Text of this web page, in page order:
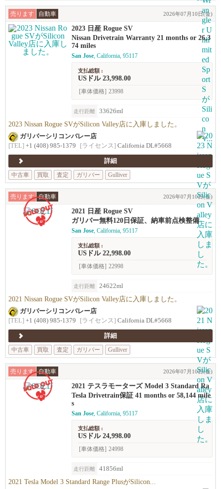
売ります 自動車 2026年07月10日(金)
2023 日産 Rogue SV
Nissan Drivetrain Warranty 21 months or 26,3
74 miles
San Jose, California, 95117
支払総額 :
USドル 23,998.00
[車体価格] 23998
走行距離 33626ml
2023 Nissan Rogue SVがSilicon Valley店に入庫しました。
ガリバーシリコンバレー店
[TEL] +1 (408) 985-1379 [ライセンス] California DL#5668
詳細
中古車
買取 査定 ガリバー Gulliver
売ります 自動車 2026年07月10日(金)
2021 日産 Rogue SV
ガリバー無料120日保証、納車前点検整備
San Jose, California, 95117
支払総額 :
USドル 22,998.00
[車体価格] 22998
走行距離 24622ml
2021 Nissan Rogue SVがSilicon Valley店に入庫しました。
ガリバーシリコンバレー店
[TEL] +1 (408) 985-1379 [ライセンス] California DL#5668
詳細
中古車
買取 査定 ガリバー Gulliver
売ります 自動車 2026年07月10日(金)
2021 テスラモーターズ Model 3 Standard Ra
nge Plus
Tesla Drivetrain保証 41 months or 58,144 mile
s
San Jose, California, 95117
支払総額 :
USドル 24,998.00
[車体価格] 24998
走行距離 41856ml
2021 Tesla Model 3 Standard Range PlusがSilicon...